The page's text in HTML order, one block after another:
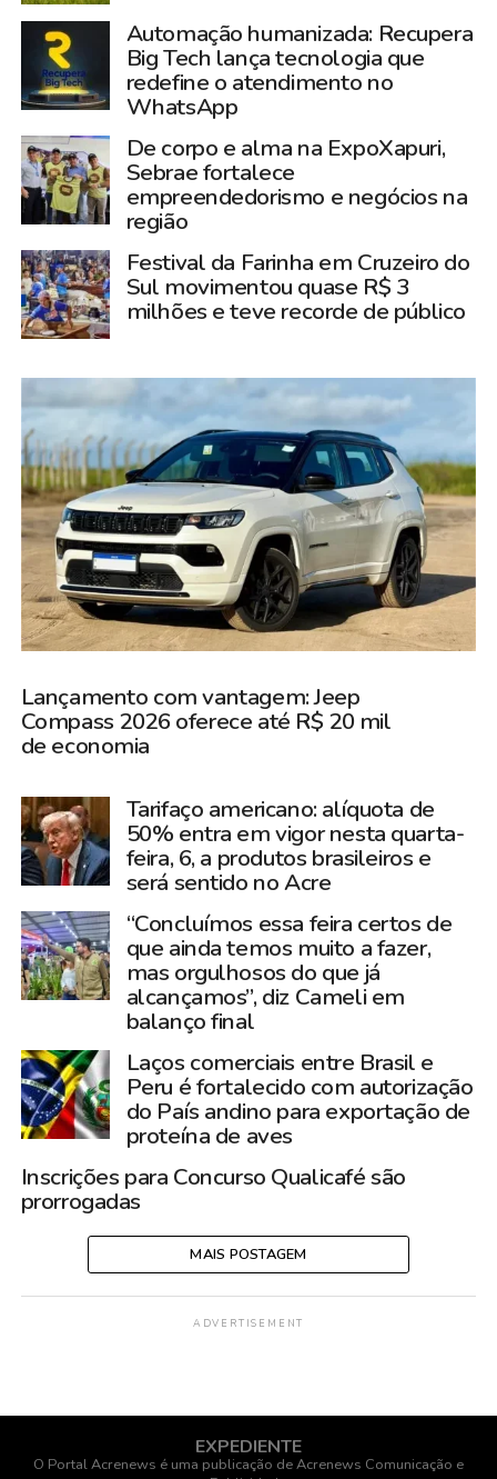
Automação humanizada: Recupera
Big Tech lança tecnologia que
redefine o atendimento no
WhatsApp
De corpo e alma na ExpoXapuri,
Sebrae fortalece
empreendedorismo e negócios na
região
Festival da Farinha em Cruzeiro do
Sul movimentou quase R$ 3
milhões e teve recorde de público
Lançamento com vantagem: Jeep
Compass 2026 oferece até R$ 20 mil
de economia
Tarifaço americano: alíquota de
50% entra em vigor nesta quarta-
feira, 6, a produtos brasileiros e
será sentido no Acre
“Concluímos essa feira certos de
que ainda temos muito a fazer,
mas orgulhosos do que já
alcançamos”, diz Cameli em
balanço final
Laços comerciais entre Brasil e
Peru é fortalecido com autorização
do País andino para exportação de
proteína de aves
Inscrições para Concurso Qualicafé são
prorrogadas
MAIS POSTAGEM
ADVERTISEMENT
EXPEDIENTE
O Portal Acrenews é uma publicação de Acrenews Comunicação e